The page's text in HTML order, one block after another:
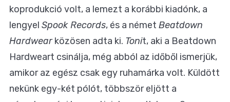
koprodukció volt, a lemezt a korábbi kiadónk, a
lengyel Spook Records, és a német Beatdown
Hardwearközösen adta ki. Tonit, aki a Beatdown
Hardweart csinálja, még abból az időből ismerjük,
amikor az egész csak egy ruhamárka volt. Küldött
nekünk egy-két pólót, többször eljött a